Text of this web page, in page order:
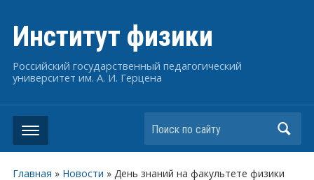
Институт физики
Российский государственный педагогический
университет им. А. И. Герцена
Поиск по сайту
Главная » Новости » День знаний на факультете физики